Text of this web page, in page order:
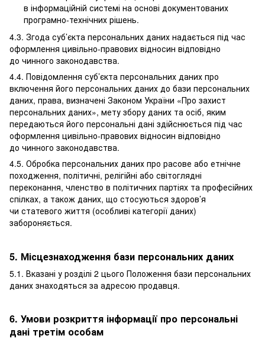
в інформаційній системі на основі документованих
програмно-технічних рішень.
4.3. Згода суб’єкта персональних даних надається під час
оформлення цивільно-правових відносин відповідно
до чинного законодавства.
4.4. Повідомлення суб’єкта персональних даних про
включення його персональних даних до бази персональних
даних, права, визначені Законом України «Про захист
персональних даних», мету збору даних та осіб, яким
передаються його персональні дані здійснюється під час
оформлення цивільно-правових відносин відповідно
до чинного законодавства.
4.5. Обробка персональних даних про расове або етнічне
походження, політичні, релігійні або світоглядні
переконання, членство в політичних партіях та професійних
спілках, а також даних, що стосуються здоров’я
чи статевого життя (особливі категорії даних)
забороняється.
5. Місцезнаходження бази персональних даних
5.1. Вказані у розділі 2 цього Положення бази персональних
даних знаходяться за адресою продавця.
6. Умови розкриття інформації про персональні
дані третім особам